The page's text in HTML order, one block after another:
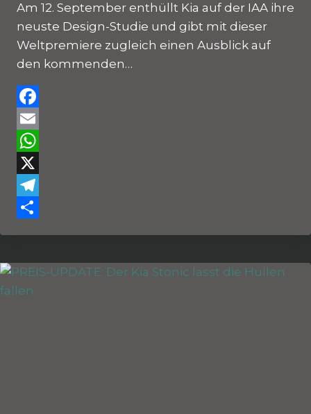
Am 12. September enthüllt Kia auf der IAA ihre
neuste Design-Studie und gibt mit dieser
Weltpremiere zugleich einen Ausblick auf
den kommenden…
Facebook
Email
WhatsApp
X
Telegram